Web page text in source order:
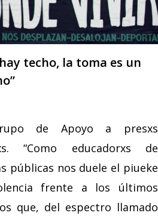
techo, la toma es un
de Apoyo a presxs
“Como educadorxs de
públicas nos duele el piueke
frente a los últimos
que, del espectro llamado